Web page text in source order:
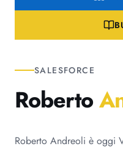
SALESFORCE
Roberto
Roberto Andreoli è oggi